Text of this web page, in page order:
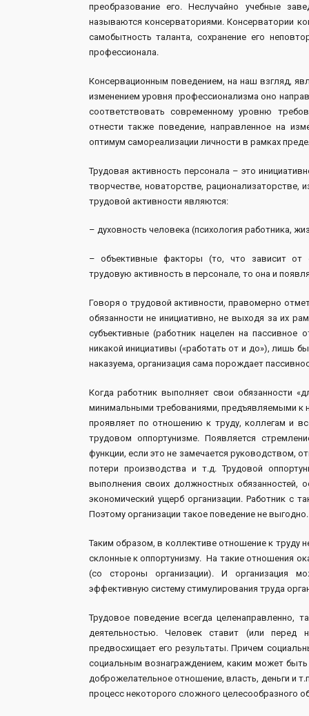
преобразование его. Неслучайно учебные
называются консерваториями. Консерватории
самобытность таланта, сохранение его
профессионала.
Консервационным поведением, на наш взгляд,
изменением уровня профессионализма оно
соответствовать современному уровню
отнести также поведение, направленное на
оптимум самореализации личности в рамках
Трудовая активность персонала – это
творчестве, новаторстве, рационализаторстве,
трудовой активности являются:
– духовность человека (психология работника,
– объективные факторы (то, что зависит от
трудовую активность в персонале, то она и
Говоря о трудовой активности, правомерно
обязанности не инициативно, не выходя за их
субъективные (работник нацелен на
никакой инициативы («работать от и до»), лишь
наказуема, организация сама порождает
Когда работник выполняет свои обязанности
минимальными требованиями, предъявляемыми к
проявляет по отношению к труду, коллегам и
трудовом оппортунизме. Появляется
функции, если это не замечается руководством,
потери производства и т.д. Трудовой
выполнения своих должностных обязанностей,
экономический ущерб организации. Работник с
Поэтому организации такое поведение не выгодно.
Таким образом, в коллективе отношение к труду
склонные к оппортунизму. На такие отношения
(со стороны организации). И организация
эффективную систему стимулирования труда
Трудовое поведение всегда целенаправленно,
деятельностью. Человек ставит (или
предвосхищает его результаты. Причем
социальным вознаграждением, каким может
доброжелательное отношение, власть, деньги и
процесс некоторого сложного целесообразного